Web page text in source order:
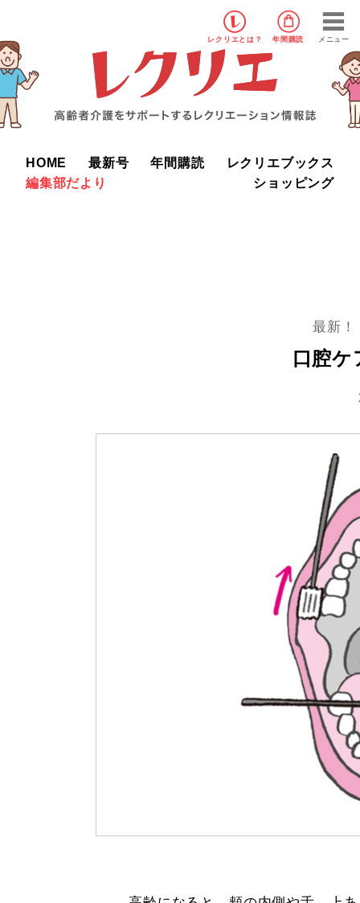
レクリエ とは？ 年間購読 メニュー
HOME 最新号 年間購読
レクリエブックス
編集部だより
ショッピング
最新！
口腔ケ